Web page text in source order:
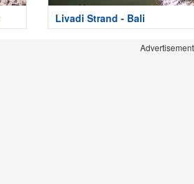
Livadi Strand - Bali
Advertisement